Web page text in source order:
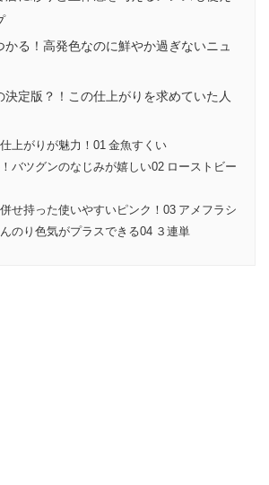
る！高発色なのに鮮やか過ぎないニュ
決定版？！この仕上がりを求めていた人
上がりが魅力！01 金魚すくい
バツグンのなじみが嬉しい02 ローストビー
せ持った使いやすいピンク！03 アメフラシ
のり色気がプラスできる04 ３連単